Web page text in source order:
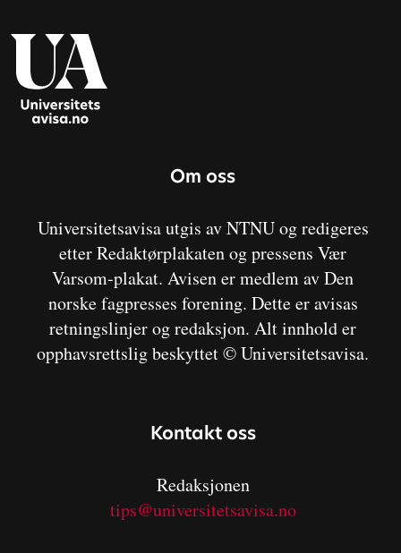
Om oss
Universitetsavisa utgis av NTNU og redigeres
etter Redaktørplakaten og pressens Vær
Varsom-plakat. Avisen er medlem av Den
norske fagpresses forening. Dette er avisas
retningslinjer og redaksjon. Alt innhold er
opphavsrettslig beskyttet © Universitetsavisa.
Kontakt oss
Redaksjonen
tips@universitetsavisa.no